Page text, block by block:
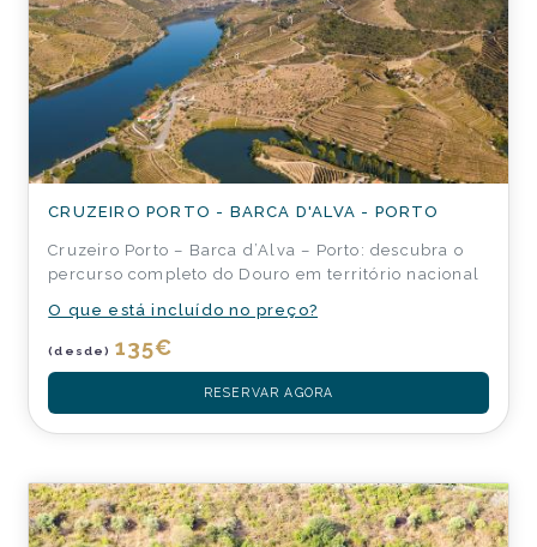
CRUZEIRO PORTO - BARCA D'ALVA - PORTO
Cruzeiro Porto – Barca d’Alva – Porto: descubra o
percurso completo do Douro em território nacional
O que está incluído no preço?
(desde) 135€
RESERVAR AGORA